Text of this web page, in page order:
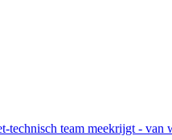
team meekrijgt - van